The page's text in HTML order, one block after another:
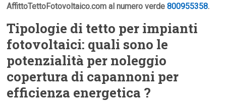
AffittoTettoFotovoltaico.com al numero verde800955358.
Tipologie di tetto per impianti
fotovoltaici: quali sono le
potenzialità per noleggio
copertura di capannoni per
efficienza energetica ?